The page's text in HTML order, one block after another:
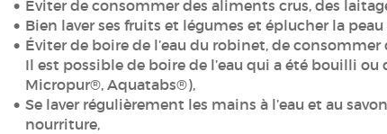
Éviter de consommer des aliments crus, des
Bien laver ses fruits et légumes et éplucher la
Éviter de boire de l’eau du robinet, de
Il est possible de boire de l’eau qui a été bouilli
Micropur®, Aquatabs®),
Se laver régulièrement les mains à l’eau et au
nourriture,